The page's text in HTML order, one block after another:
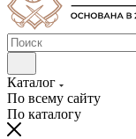
Каталог
По всему сайту
По каталогу